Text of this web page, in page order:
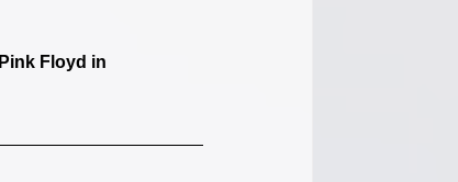
Floyd in